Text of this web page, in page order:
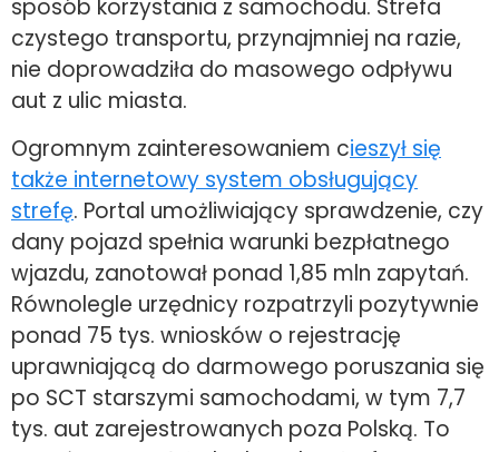
sposób korzystania z samochodu. Strefa
czystego transportu, przynajmniej na razie,
nie doprowadziła do masowego odpływu
aut z ulic miasta.
Ogromnym zainteresowaniem cieszył się
także internetowy system obsługujący
strefę. Portal umożliwiający sprawdzenie, czy
dany pojazd spełnia warunki bezpłatnego
wjazdu, zanotował ponad 1,85 mln zapytań.
Równolegle urzędnicy rozpatrzyli pozytywnie
ponad 75 tys. wniosków o rejestrację
uprawniającą do darmowego poruszania się
po SCT starszymi samochodami, w tym 7,7
tys. aut zarejestrowanych poza Polską. To